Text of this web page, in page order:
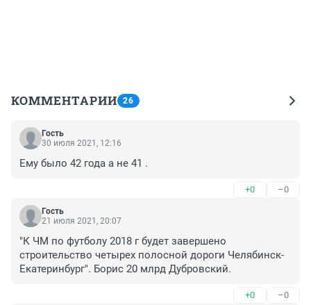
КОММЕНТАРИИ 26
Гость
30 июля 2021, 12:16
Ему было 42 года а не 41 .
+0 –0
Гость
21 июля 2021, 20:07
"К ЧМ по футболу 2018 г будет завершено
строительство четырех полосной дороги Челябинск-
Екатеринбург". Борис 20 млрд Дубровский.
+0 –0